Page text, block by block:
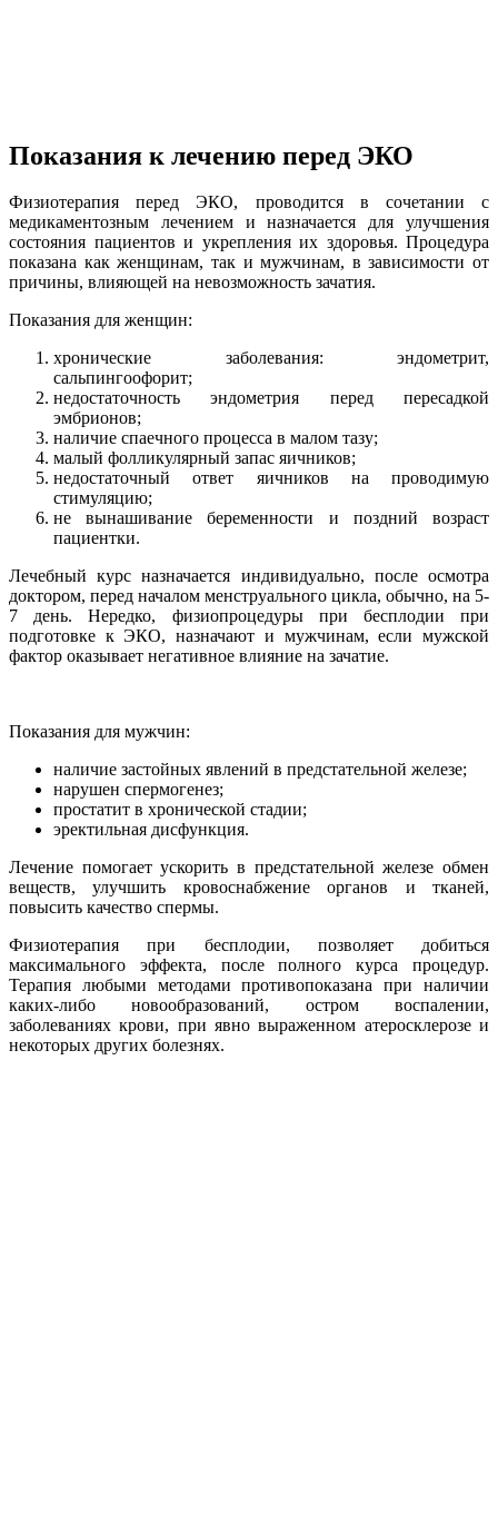
Показания к лечению перед ЭКО
Физиотерапия перед ЭКО, проводится в сочетании с
медикаментозным лечением и назначается для улучшения
состояния пациентов и укрепления их здоровья. Процедура
показана как женщинам, так и мужчинам, в зависимости от
причины, влияющей на невозможность зачатия.
Показания для женщин:
хронические заболевания: эндометрит,
сальпингоофорит;
недостаточность эндометрия перед пересадкой
эмбрионов;
наличие спаечного процесса в малом тазу;
малый фолликулярный запас яичников;
недостаточный ответ яичников на проводимую
стимуляцию;
не вынашивание беременности и поздний возраст
пациентки.
Лечебный курс назначается индивидуально, после осмотра
доктором, перед началом менструального цикла, обычно, на 5-
7 день. Нередко, физиопроцедуры при бесплодии при
подготовке к ЭКО, назначают и мужчинам, если мужской
фактор оказывает негативное влияние на зачатие.
Показания для мужчин:
наличие застойных явлений в предстательной железе;
нарушен спермогенез;
простатит в хронической стадии;
эректильная дисфункция.
Лечение помогает ускорить в предстательной железе обмен
веществ, улучшить кровоснабжение органов и тканей,
повысить качество спермы.
Физиотерапия при бесплодии, позволяет добиться
максимального эффекта, после полного курса процедур.
Терапия любыми методами противопоказана при наличии
каких-либо новообразований, остром воспалении,
заболеваниях крови, при явно выраженном атеросклерозе и
некоторых других болезнях.